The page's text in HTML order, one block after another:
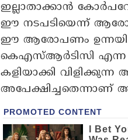
ഇല്ലാതാക്കാന്‍
ഈ നടപടിയെന്ന്
ഈ ആരോപണം
കെഎസ്ആര്‍ടിസി എന്ന
കളിയാക്കി
അപേക്ഷിച്ചതെന്നാണ്